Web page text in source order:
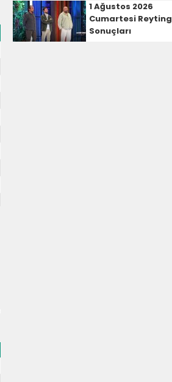
1 Ağustos 2026
Cumartesi Reyting
Sonuçları